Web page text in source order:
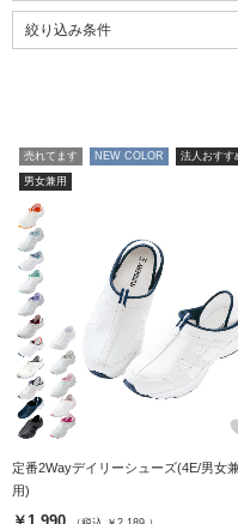
絞り込み条件
売れてます NEW COLOR 法人おすす
男女兼用
定番2Wayデイリーシューズ(4E/男女
用)